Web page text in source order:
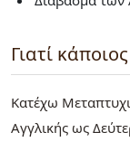
Γιατί
Κατέχω
Αγγλικής ως